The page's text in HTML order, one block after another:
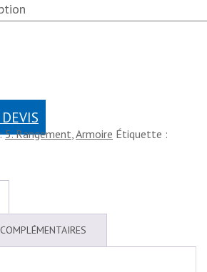
5. Rangement,Armoire Étiquette :